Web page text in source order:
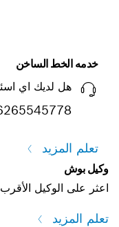
خدمه الخط الساخن
هل لديك اي اسئله
تعلم المزيد
وكيل بوش
اعثر على الوكيل الأقرب
تعلم المزيد